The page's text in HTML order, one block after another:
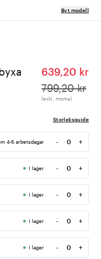
Byt modell
639,20 kr
799,20 kr
(exkl. moms)
Storleksguide
4-6 arbetsdagar -
Antal
+
I lager -
Antal
+
I lager -
Antal
+
I lager -
Antal
+
I lager -
Antal
+